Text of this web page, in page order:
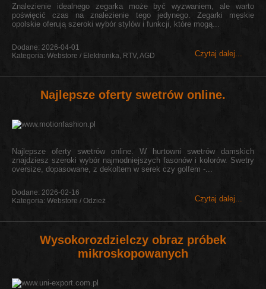
Znalezienie idealnego zegarka może być wyzwaniem, ale warto
poświęcić czas na znalezienie tego jedynego. Zegarki męskie
opolskie oferują szeroki wybór stylów i funkcji, które mogą...
Czytaj dalej...
Dodane: 2026-04-01
Kategoria: Webstore / Elektronika, RTV, AGD
Najlepsze oferty swetrów online.
Najlepsze oferty swetrów online. W hurtowni swetrów damskich
znajdziesz szeroki wybór najmodniejszych fasonów i kolorów. Swetry
oversize, dopasowane, z dekoltem w serek czy golfem -...
Czytaj dalej...
Dodane: 2026-02-16
Kategoria: Webstore / Odzież
Wysokorozdzielczy obraz próbek
mikroskopowanych